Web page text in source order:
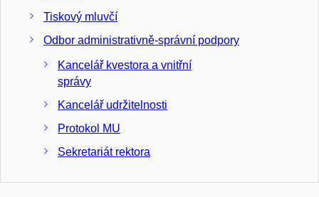
Tiskový mluvčí
Odbor administrativně-správní podpory
Kancelář kvestora a vnitřní
správy
Kancelář udržitelnosti
Protokol MU
Sekretariát rektora
Kontrolní odbor